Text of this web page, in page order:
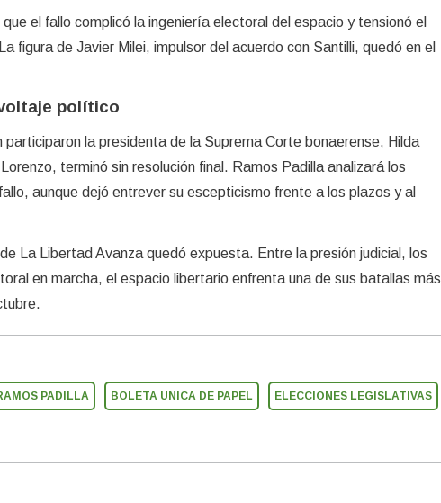
el fallo complicó la ingeniería electoral del espacio y tensionó el
figura de Javier Milei, impulsor del acuerdo con Santilli, quedó en el
político
participaron la presidenta de la Suprema Corte bonaerense, Hilda
terminó sin resolución final. Ramos Padilla analizará los
aunque dejó entrever su escepticismo frente a los plazos y al
La Libertad Avanza quedó expuesta. Entre la presión judicial, los
en marcha, el espacio libertario enfrenta una de sus batallas más
PADILLA BOLETA UNICA DE PAPEL ELECCIONES LEGISLATIVAS